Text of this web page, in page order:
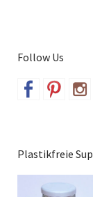
Follow Us
Plastikfreie